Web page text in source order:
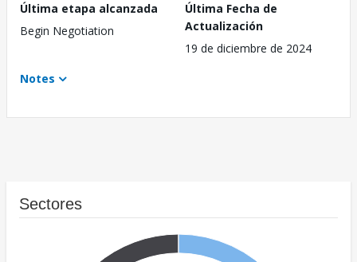
Última etapa alcanzada
Begin Negotiation
Última Fecha de
Actualización
19 de diciembre de 2024
Notes
Sectores